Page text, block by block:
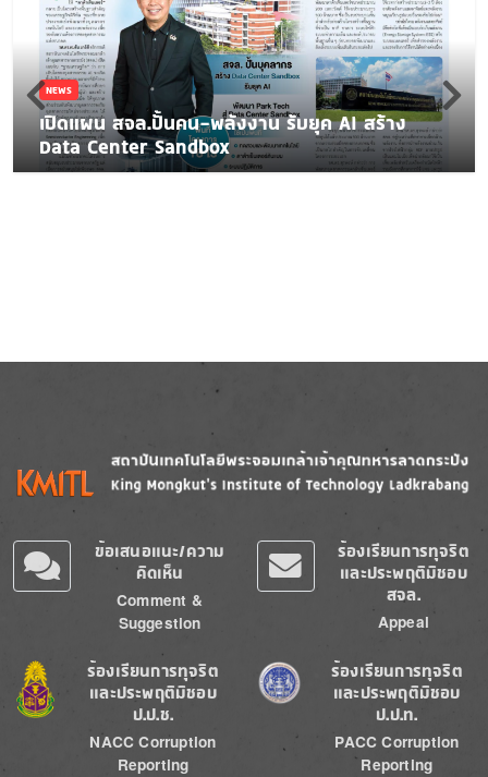
NEWS
เปิดแผน สจล.ปั้นคน-พลังงาน รับยุค AI สร้าง
Data Center Sandbox
Image
ข้อเสนอแนะ/ความ
คิดเห็น
Comment &
Suggestion
ร้องเรียนการทุจริต
และประพฤติมิชอบ
สจล.
Appeal
Image
ร้องเรียนการทุจริต
และประพฤติมิชอบ
ป.ป.ช.
NACC Corruption
Reporting
Image
ร้องเรียนการทุจริต
และประพฤติมิชอบ
ป.ป.ท.
PACC Corruption
Reporting